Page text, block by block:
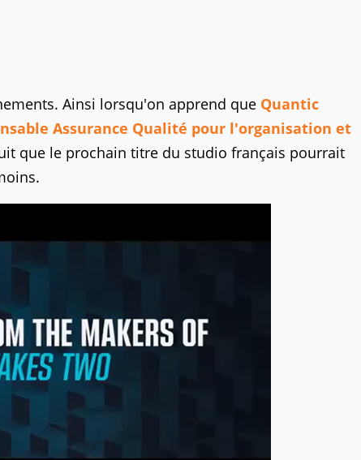
Ainsi lorsqu'on apprend que Quantic
Assurance Qualité pour l'organisation et
que le prochain titre du studio français pourrait